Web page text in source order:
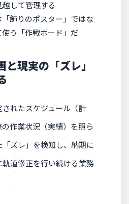
して管理する
飾りのポスター」ではな
う「作戦ボード」だ
と現実の「ズレ」
されたスケジュール（計
作業状況（実績）を照ら
「ズレ」を検知し、納期に
道修正を行い続ける業務